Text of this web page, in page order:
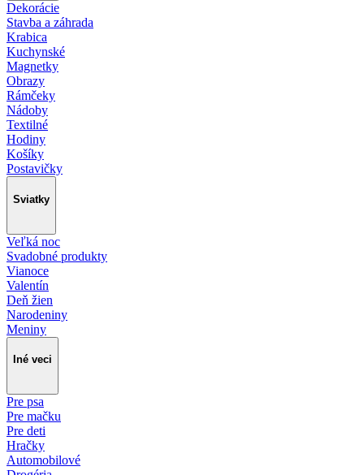
Dekorácie
Stavba a záhrada
Krabica
Kuchynské
Magnetky
Obrazy
Rámčeky
Nádoby
Textilné
Hodiny
Košíky
Postavičky
Sviatky
Veľká noc
Svadobné produkty
Vianoce
Valentín
Deň žien
Narodeniny
Meniny
Iné veci
Pre psa
Pre mačku
Pre deti
Hračky
Automobilové